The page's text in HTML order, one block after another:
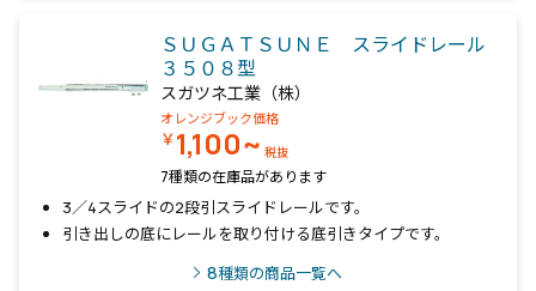
ＳＵＧＡＴＳＵＮＥ スライドレール
３５０８型
スガツネ工業（株）
オレンジブック価格
￥1,100~ 税抜
7種類の在庫品があります
3／4スライドの2段引スライドレールです。
引き出しの底にレールを取り付ける底引きタイプです。
8種類の商品一覧へ